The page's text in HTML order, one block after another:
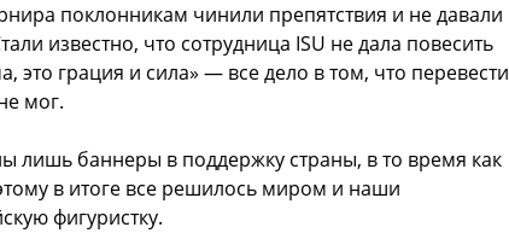
поклонникам чинили препятствия и не давали
известно, что сотрудница ISU не дала повесить
это грация и сила» — все дело в том, что перевести
мог.
лишь баннеры в поддержку страны, в то время как
в итоге все решилось миром и наши
фигуристку.